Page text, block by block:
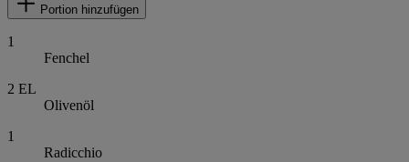
Portion hinzufügen
1
Fenchel
2 EL
Olivenöl
1
Radicchio